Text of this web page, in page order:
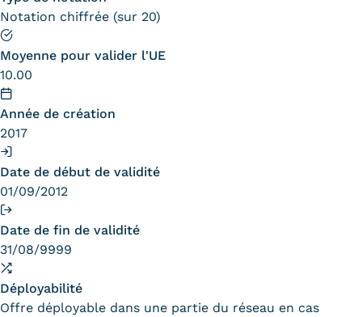
Statistiques
Téléchargements
Mobilité internationale et
Règlement intérieur
Notation chiffrée (sur 20)
Moyenne pour valider l'UE
10.00
Année de création
2017
Date de début de validité
01/09/2012
Date de fin de validité
31/08/9999
Déployabilité
Offre déployable dans une partie du réseau en cas